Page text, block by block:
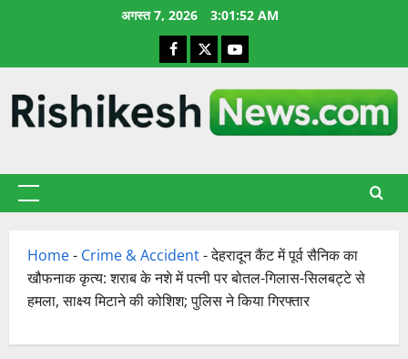
अगस्त 7, 2026 3:01:52 AM
Facebook
X YouTube
प्राथमिक
Home- Crime & Accident-देहरादून कैंट में पूर्व सैनिक का
खौफनाक कृत्य: शराब के नशे में पत्नी पर बोतल-गिलास-सिलबट्टे से
हमला, साक्ष्य मिटाने की कोशिश; पुलिस ने किया गिरफ्तार